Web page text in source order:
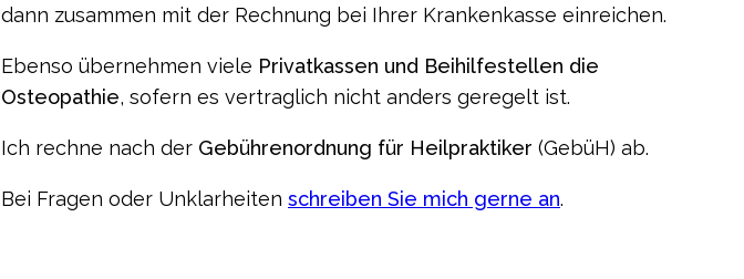
dann zusammen mit der Rechnung bei Ihrer Krankenkasse einreichen.
Ebenso übernehmen viele Privatkassen und Beihilfestellen die
Osteopathie, sofern es vertraglich nicht anders geregelt ist.
Ich rechne nach der Gebührenordnung für Heilpraktiker (GebüH) ab.
Bei Fragen oder Unklarheiten schreiben Sie mich gerne an.